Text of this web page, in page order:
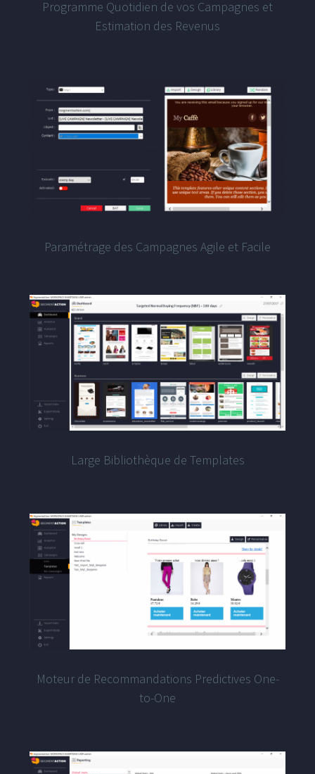
Programme Quotidien de vos Campagnes et
Estimation des Revenus
Paramétrage des Campagnes Agile et Facile
Large Bibliothèque de Templates
Moteur de Recommandations Predictives One-
to-One